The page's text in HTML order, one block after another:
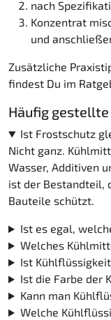
nach
Konzentrat
und
Zusätzliche
findest Du im
Häufig
Ist Frostschutz
Nicht ganz.
Wasser, Additiven
ist der Bestandteil,
Bauteile schützt.
Ist es egal,
Welches
Ist
Ist die Farbe der
Kann man
Welche